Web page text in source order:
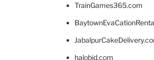
TrainGames365.com
halobjd.com